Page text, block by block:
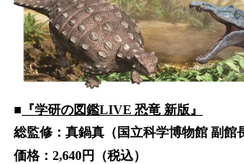
■ 『学研の図鑑LIVE 恐竜 新版』
総監修：真鍋真（国立科学博物館 副館
価格：2,640円（税込）